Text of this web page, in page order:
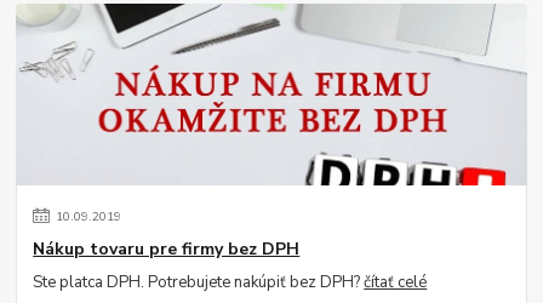
10.09.2019
Nákup tovaru pre firmy bez DPH
Ste platca DPH. Potrebujete nakúpiť bez DPH?čítať celé